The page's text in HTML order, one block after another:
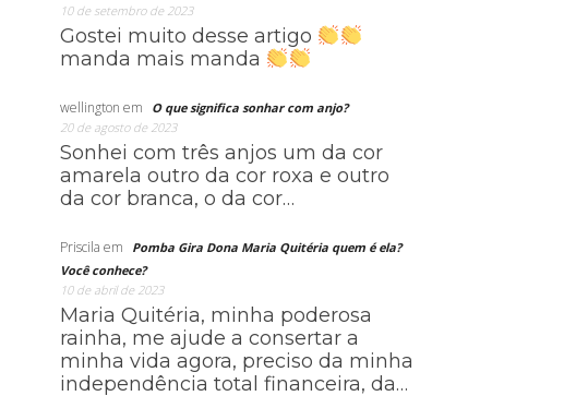
10 de setembro de 2023
Gostei muito desse artigo
manda mais manda
wellington em
O que significa sonhar com anjo?
20 de agosto de 2023
Sonhei com três anjos um da cor
amarela outro da cor roxa e outro
da cor branca, o da cor…
Priscila em
Pomba Gira Dona Maria Quitéria quem é ela?
Você conhece?
10 de abril de 2023
Maria Quitéria, minha poderosa
rainha, me ajude a consertar a
minha vida agora, preciso da minha
independência total financeira, da…